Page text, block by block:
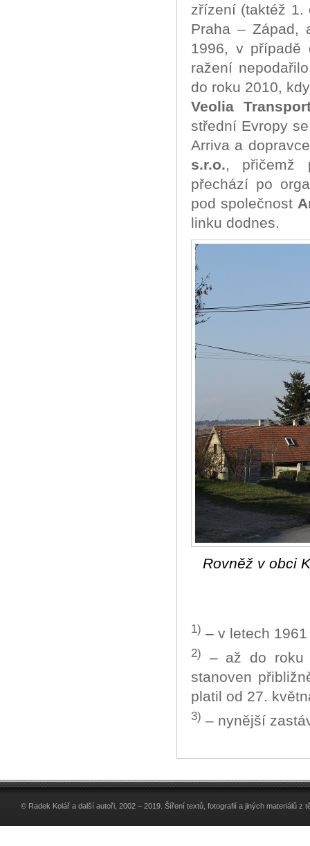
zřízení (taktéž 1.
Praha – Západ,
1996, v případě
ražení
do roku 2010,
Veolia
střední Evropy
Arriva a
s.r.o., přičemž
přechází po
pod společnost
linku dodnes.
Rovněž v obci
1) – v letech
2)
– až do roku
stanoven
platil od 27.
3) – nynější
© Radek Kolář a další autoři, 2002 – 2019. Šíření textů, fotografií a jiných materiálů